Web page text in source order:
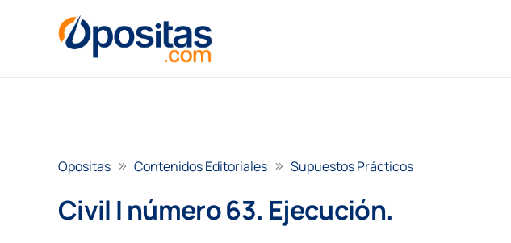
Opositas Contenidos Editoriales Supuestos Prácticos
Civil I número 63. Ejecución.